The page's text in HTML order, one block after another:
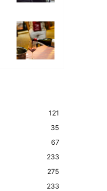
121
35
67
233
275
233